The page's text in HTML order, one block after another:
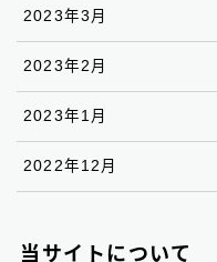
2023年3月
2023年2月
2023年1月
2022年12月
当サイトについて